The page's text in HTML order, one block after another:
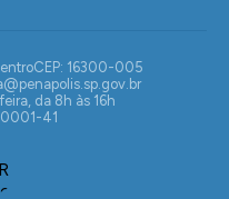
CEP: 16300-005
da 8h às 16h
41